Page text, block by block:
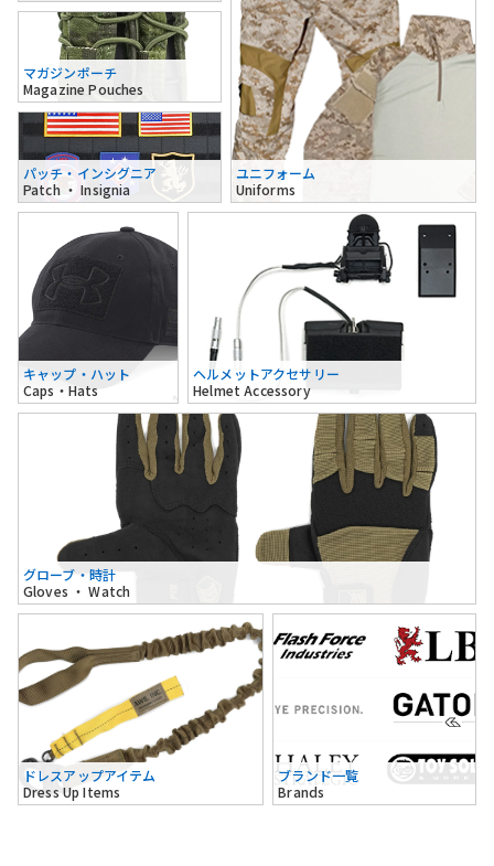
マガジンポーチ
Magazine Pouches
パッチ・インシグニア
Patch ・ Insignia
ユニフォーム
Uniforms
キャップ・ハット
Caps・Hats
ヘルメットアクセサリー
Helmet Accessory
グローブ・時計
Gloves ・ Watch
ドレスアップアイテム
Dress Up Items
ブランド一覧
Brands